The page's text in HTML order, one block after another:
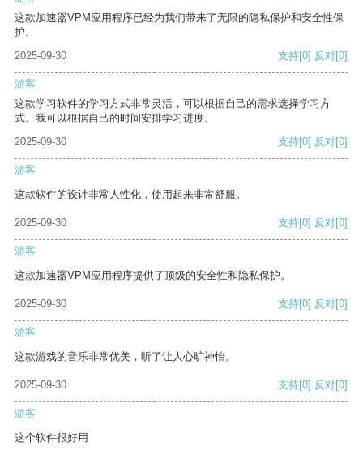
这款加速器VPM应用程序已经为我们带来了无限的隐私保护和安全性保
护。
2025-09-30
支持[0] 反对[0]
游客
这款学习软件的学习方式非常灵活，可以根据自己的需求选择学习方
式。我可以根据自己的时间安排学习进度。
2025-09-30
支持[0] 反对[0]
游客
这款软件的设计非常人性化，使用起来非常舒服。
2025-09-30 支持[0] 反对[0]
游客
这款加速器VPM应用程序提供了顶级的安全性和隐私保护。
2025-09-30 支持[0] 反对[0]
游客
这款游戏的音乐非常优美，听了让人心旷神怡。
2025-09-30 支持[0] 反对[0]
游客
这个软件很好用